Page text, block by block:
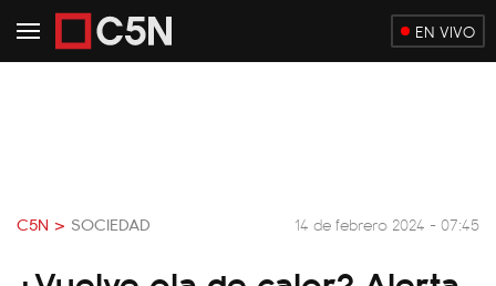
EN VIVO
C5N > SOCIEDAD 14 de febrero 2024 - 07:45